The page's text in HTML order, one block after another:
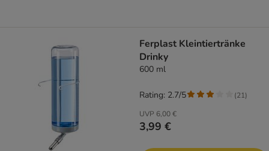
Ferplast Kleintiertränke
Drinky
600 ml
UVP 6,00 €
3,99 €
Rating: 2.7/5 (21)